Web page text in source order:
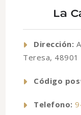
La
Dirección:
Teresa, 48901
Código
Telefono: